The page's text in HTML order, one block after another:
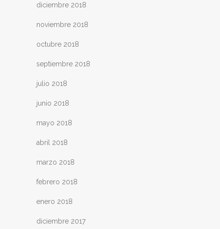
diciembre 2018
noviembre 2018
octubre 2018
septiembre 2018
julio 2018
junio 2018
mayo 2018
abril 2018
marzo 2018
febrero 2018
enero 2018
diciembre 2017